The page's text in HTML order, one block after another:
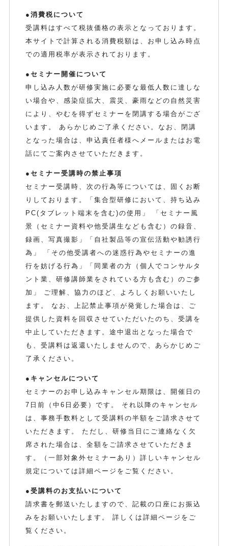
●消費税について
受講料はすべて税抜価格の表示となっております。
本サイトで計算される消費税額は、お申し込み時点
での適用税率が表示されております。
●セミナー開催について
申し込み人数が研修実施に必要な最低人数に達しな
い場合や、感染症拡大、震災、豪雨などの自然災害
により、やむを得ずセミナーを閉講する場合がござ
います。 あらかじめご了承ください。なお、閉講
となった場合は、申込責任者様へメールまたはお電
話にてご案内させていただきます。
●セミナー受講時の禁止事項
セミナー受講時、次の行為等については、固くお断
りしております。「集合型研修において、持ち込み
PC(タブレット端末を含む)の使用」 「セミナー風
景（セミナー資料や他受講生なども含む）の録音、
録画、写真撮影」「自社製品等の宣伝活動や勧誘行
為」 「その他受講者への迷惑行為やセミナーの進
行を妨げる行為」「同業者の方（個人でコンサルタ
ント業、研修講師業をされている方も含む）のご参
加」 ご理解、協力のほど、よろしくお願いいたし
ます。 なお、上記禁止事項が発覚した場合は、ご
提供した資料を回収させていただいたのち、受講を
中止していただきます。途中退出となった場合で
も、受講料は返還いたしませんので、あらかじめご
了承ください。
●キャンセルについて
セミナーのお申し込みキャンセル期限は、開催日の
7日前（中6日必要）です。 それ以降のキャンセル
は、事務手数料として受講料の半額をご請求させて
いただきます。 ただし、研修当日にご連絡なく欠
席された場合は、全額をご請求させていただきま
す。（一部対象外セミナーあり）詳しいキャンセル
規定については詳細ページをご覧ください。
●受講料のお支払いについて
請求書を郵送いたしますので、記載の口座にお振込
みをお願いいたします。 詳しくは詳細ページをご
覧ください。